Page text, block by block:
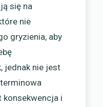
się na
nie
gryzienia, aby
jednak nie jest
i